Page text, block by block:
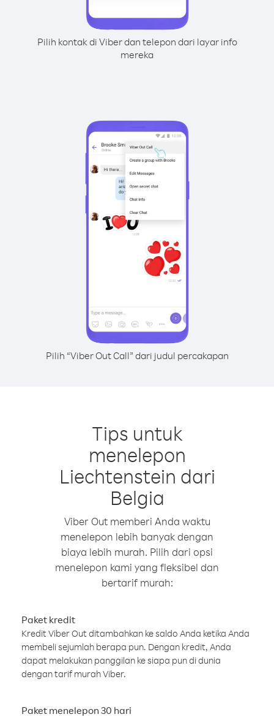
Pilih kontak di Viber dan telepon dari layar info
mereka
Pilih “Viber Out Call” dari judul percakapan
Tips untuk
menelepon
Liechtenstein dari
Belgia
Viber Out memberi Anda waktu
menelepon lebih banyak dengan
biaya lebih murah. Pilih dari opsi
menelepon kami yang fleksibel dan
bertarif murah:
Paket kredit
Kredit Viber Out ditambahkan ke saldo Anda ketika Anda
membeli sejumlah berapa pun. Dengan kredit, Anda
dapat melakukan panggilan ke siapa pun di dunia
dengan tarif murah Viber.
Paket menelepon 30 hari